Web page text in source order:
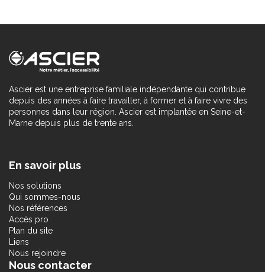
Ascier est une entreprise familiale indépendante qui contribue
depuis des années à faire travailler, à former et à faire vivre des
personnes dans leur région. Ascier est implantée en Seine-et-
Marne depuis plus de trente ans.
En savoir plus
Nos solutions
Qui sommes-nous
Nos références
Accès pro
Plan du site
Liens
Nous rejoindre
Nous contacter